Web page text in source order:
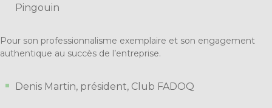
Pingouin
Pour son professionnalisme exemplaire et son engagement
authentique au succès de l’entreprise.
Denis Martin, président, Club FADOQ